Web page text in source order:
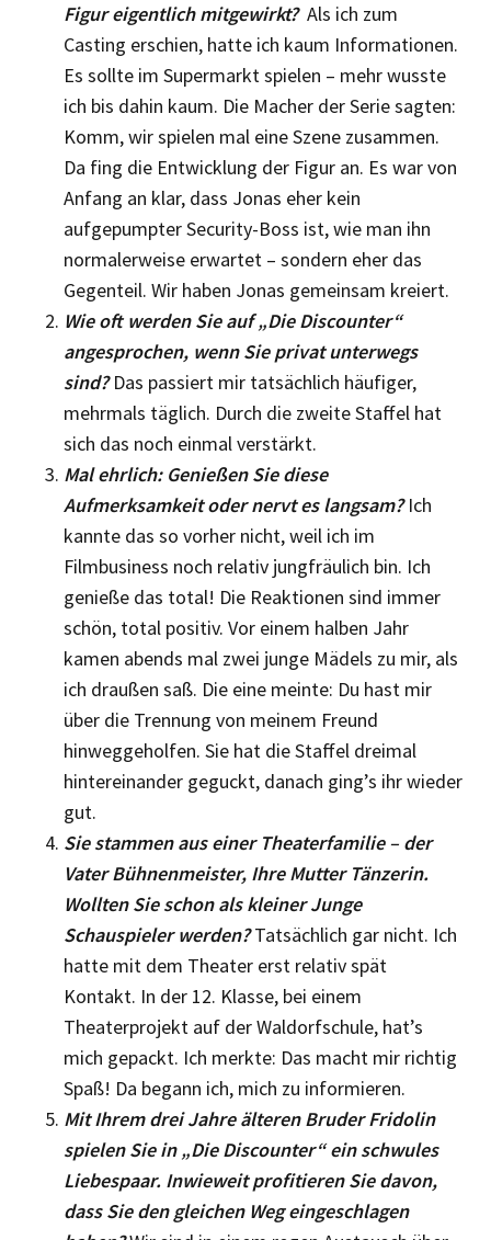
Figur eigentlich mitgewirkt? Als ich zum
Casting erschien, hatte ich kaum Informationen.
Es sollte im Supermarkt spie­len – mehr wusste
ich bis dahin kaum. Die Macher der Serie sagten:
Komm, wir spielen mal eine Szene zusammen.
Da fing die Ent­wicklung der Figur an. Es war von
Anfang an klar, dass Jonas eher kein
aufgepumpter Security-Boss ist, wie man ihn
normalerweise erwartet – sondern eher das
Gegenteil. Wir haben Jonas gemeinsam kreiert.
Wie oft werden Sie auf „Die Discounter“
angesprochen, wenn Sie privat unterwegs
sind?Das passiert mir tatsächlich häufiger,
mehrmals täglich. Durch die zweite Staffel hat
sich das noch einmal verstärkt.
Mal ehrlich: Genießen Sie diese
Aufmerksamkeit oder nervt es langsam?Ich
kannte das so vorher nicht, weil ich im
Filmbusiness noch relativ jungfräulich bin. Ich
genieße das total! Die Reaktionen sind immer
schön, total positiv. Vor einem halben Jahr
kamen abends mal zwei junge Mädels zu mir, als
ich draußen saß. Die eine meinte: Du hast mir
über die Trennung von meinem Freund
hinweggeholfen. Sie hat die Staffel dreimal
hintereinander geguckt, danach ging’s ihr wieder
gut.
Sie stammen aus einer Theaterfamilie – der
Vater Bühnenmeister, Ihre Mutter Tänzerin.
Wollten Sie schon als kleiner Junge
Schauspieler werden?Tatsächlich gar nicht. Ich
hatte mit dem Thea­ter erst relativ spät
Kontakt. In der 12. Klasse, bei einem
Theaterprojekt auf der Waldorfschule, hat’s
mich gepackt. Ich merkte: Das macht mir richtig
Spaß! Da begann ich, mich zu informieren.
Mit Ihrem drei Jahre älteren Bruder Fridolin
spielen Sie in „Die Discounter“ ein schwules
Liebespaar. Inwieweit profitieren Sie davon,
dass Sie den gleichen Weg eingeschlagen